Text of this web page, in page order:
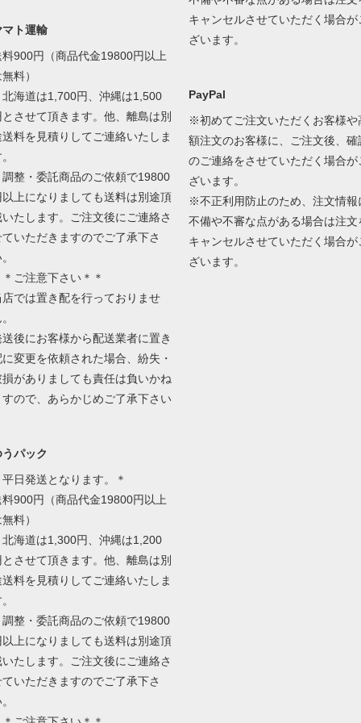
マト運輸
料900円（商品代金19800円以上
料）
北海道は1,700円、沖縄は1,500
とさせて頂きます。他、離島は別
送料を見積りしてご連絡いたしま
調整・委託商品のご依頼で19800
以上になりましても送料は別途頂
いたします。ご注文後にご連絡さ
ていただきますのでご了承下さ
ご注意下さい＊＊
店では置き配を行っておりませ
送後にお客様から配送業者に置き
変更を依頼された場合、紛失・
損がありましても責任は負いかね
すので、あらかじめご了承下さい
パック
日発送となります。＊
料900円（商品代金19800円以上
料）
北海道は1,300円、沖縄は1,200
とさせて頂きます。他、離島は別
送料を見積りしてご連絡いたしま
調整・委託商品のご依頼で19800
以上になりましても送料は別途頂
いたします。ご注文後にご連絡さ
ていただきますのでご了承下さ
キャンセルさせていただく場合が
ざいます。
PayPal
※初めてご注文いただくお客様や
額注文のお客様に、ご注文後、確
のご連絡をさせていただく場合が
ざいます。
※不正利用防止のため、注文情報
不備や不審な点がある場合は注文
キャンセルさせていただく場合が
ざいます。